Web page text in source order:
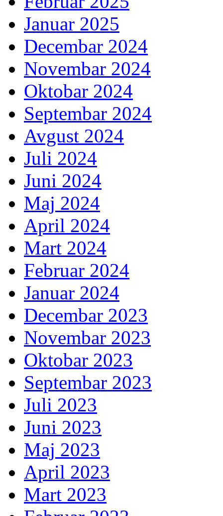
Januar 2025
Decembar 2024
Novembar 2024
Oktobar 2024
Septembar 2024
Avgust 2024
Juli 2024
Juni 2024
Maj 2024
April 2024
Mart 2024
Februar 2024
Januar 2024
Decembar 2023
Novembar 2023
Oktobar 2023
Septembar 2023
Juli 2023
Juni 2023
Maj 2023
April 2023
Mart 2023